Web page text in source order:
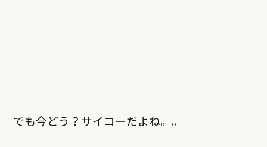
でも今どう？サイコーだよね。。